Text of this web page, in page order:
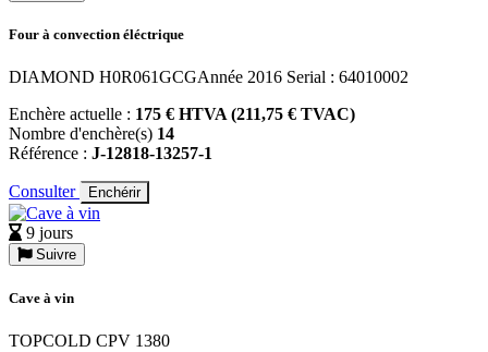
Four à convection éléctrique
DIAMOND H0R061GCGAnnée 2016 Serial : 64010002
Enchère actuelle : 175 € HTVA (211,75 € TVAC)
Nombre d'enchère(s) 14
Référence : J-12818-13257-1
Consulter Enchérir
9 jours
Suivre
Cave à vin
TOPCOLD CPV 1380